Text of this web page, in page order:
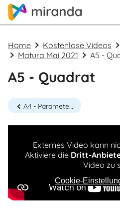
Home Kostenlose Videos
Matura Mai 2021
A5 -
A5 - Quadrat
A4 - Parameterdarstellung von Geraden
Externes Video kann
Aktiviere die Dritt-
Video zu
Cookie-